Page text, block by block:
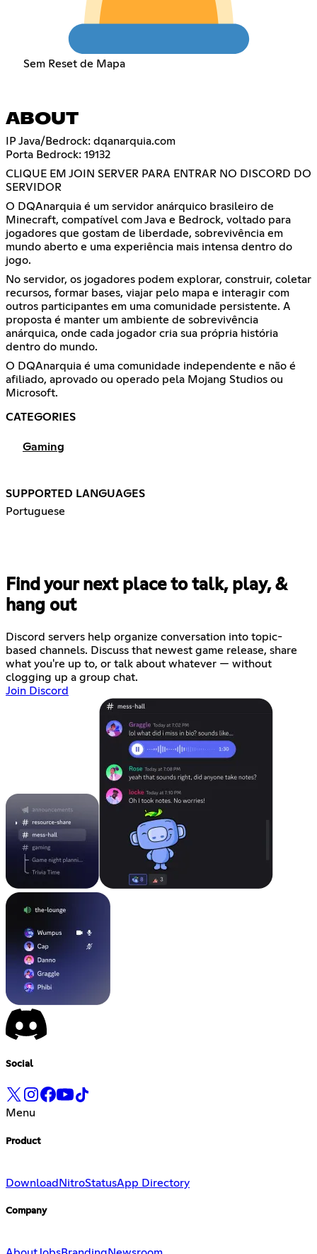
Sem Reset de Mapa
ABOUT
IP Java/Bedrock: dqanarquia.com
Porta Bedrock: 19132
CLIQUE EM JOIN SERVER PARA ENTRAR NO DISCORD DO
SERVIDOR
O DQAnarquia é um servidor anárquico brasileiro de
Minecraft, compatível com Java e Bedrock, voltado para
jogadores que gostam de liberdade, sobrevivência em
mundo aberto e uma experiência mais intensa dentro do
jogo.
No servidor, os jogadores podem explorar, construir, coletar
recursos, formar bases, viajar pelo mapa e interagir com
outros participantes em uma comunidade persistente. A
proposta é manter um ambiente de sobrevivência
anárquica, onde cada jogador cria sua própria história
dentro do mundo.
O DQAnarquia é uma comunidade independente e não é
afiliado, aprovado ou operado pela Mojang Studios ou
Microsoft.
CATEGORIES
Gaming
SUPPORTED LANGUAGES
Portuguese
Find your next place to talk, play, &
hang out
Discord servers help organize conversation into topic-
based channels. Discuss that newest game release, share
what you're up to, or talk about whatever — without
clogging up a group chat.
Join Discord
Social
Menu
Product
Download NitroStatusApp Directory
Company